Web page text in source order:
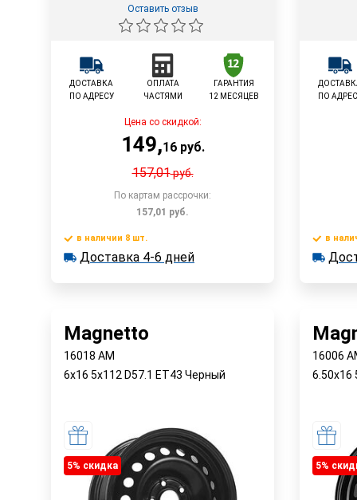
Оставить отзыв
ДОСТАВКА
ПО АДРЕСУ
ОПЛАТА
ЧАСТЯМИ
ГАРАНТИЯ
12 МЕСЯЦЕВ
Цена со скидкой:
149,16руб.
157,01руб.
По картам рассрочки:
157,01 руб.
В корзину
в наличии 8 шт. Доставка 4-6 дней
в наличии 8 шт.
Доставка 4-6 дней
ПО
в
в
Magnetto
16018 AM
6x16 5x112 D57.1 ET43 Черный
5% cкидка
16006
6.50x16
5%